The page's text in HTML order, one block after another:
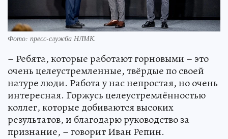
Фото: пресс-служба НЛМК.
– Ребята, которые работают горновыми – это
очень целеустремленные, твёрдые по своей
натуре люди. Работа у нас непростая, но очень
интересная. Горжусь целеустремлённостью
коллег, которые добиваются высоких
результатов, и благодарю руководство за
признание, – говорит Иван Репин.